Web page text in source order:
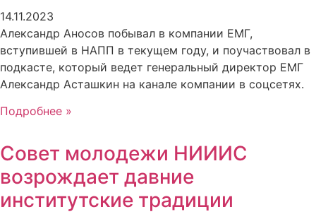
14.11.2023
Александр Аносов побывал в компании ЕМГ,
вступившей в НАПП в текущем году, и поучаствовал в
подкасте, который ведет генеральный директор ЕМГ
Александр Асташкин на канале компании в соцсетях.
Подробнее »
Совет молодежи НИИИС
возрождает давние
институтские традиции